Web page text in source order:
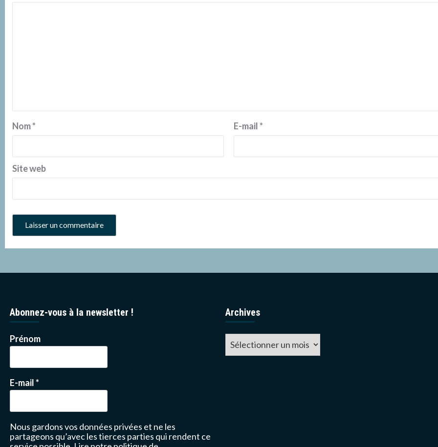
Nom* E-mail*
Site web
Abonnez-vous à la newsletter !
Prénom
E-mail*
Nous gardons vos données privées et ne les
partageons qu’avec les tierces parties qui rendent ce
Archives
Archives